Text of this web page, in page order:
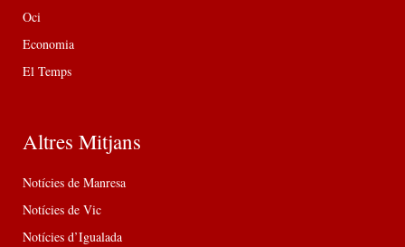
Oci
Economia
El Temps
Altres Mitjans
Notícies de Manresa
Notícies de Vic
Notícies d’Igualada